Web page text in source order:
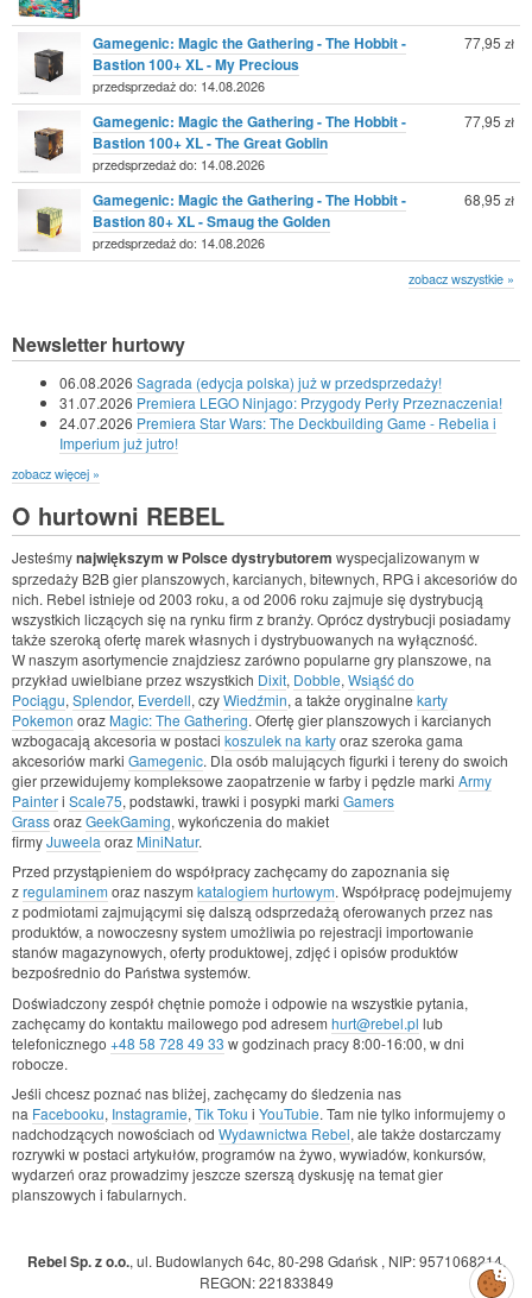
Gamegenic: Magic the Gathering - The Hobbit -
Bastion 100+ XL - My Precious
przedsprzedaż do: 14.08.2026
77,95 zł
Gamegenic: Magic the Gathering - The Hobbit -
Bastion 100+ XL - The Great Goblin
przedsprzedaż do: 14.08.2026
77,95 zł
Gamegenic: Magic the Gathering - The Hobbit -
Bastion 80+ XL - Smaug the Golden
przedsprzedaż do: 14.08.2026
68,95 zł
zobacz wszystkie »
Newsletter hurtowy
06.08.2026 Sagrada (edycja polska) już w przedsprzedaży!
31.07.2026 Premiera LEGO Ninjago: Przygody Perły Przeznaczenia!
24.07.2026 Premiera Star Wars: The Deckbuilding Game - Rebelia i
Imperium już jutro!
zobacz więcej »
O hurtowni REBEL
Jesteśmynajwiększym w Polsce dystrybutorem wyspecjalizowanym w
sprzedaży B2B gier planszowych, karcianych, bitewnych, RPG i akcesoriów do
nich. Rebel istnieje od 2003 roku, a od 2006 roku zajmuje się dystrybucją
wszystkich liczących się na rynku firm z branży. Oprócz dystrybucji posiadamy
także szeroką ofertę marek własnych i dystrybuowanych na wyłączność.
W naszym asortymencie znajdziesz zarówno popularne gry planszowe, na
przykład uwielbiane przez wszystkich Dixit, Dobble, Wsiąść do
Pociągu, Splendor, Everdell, czyWiedźmin, a także oryginalne karty
Pokemon oraz Magic: The Gathering. Ofertę gier planszowych i karcianych
wzbogacają akcesoria w postaci koszulek na kartyoraz szeroka gama
akcesoriów marki Gamegenic. Dla osób malujących figurki i tereny do swoich
gier przewidujemy kompleksowe zaopatrzenie w farby i pędzle marki Army
Painteri Scale75, podstawki, trawki i posypki marki Gamers
GrassorazGeekGaming, wykończenia do makiet
firmyJuweela oraz MiniNatur.
Przed przystąpieniem do współpracy zachęcamy do zapoznania się
zregulaminem oraz naszym katalogiem hurtowym. Współpracę podejmujemy
z podmiotami zajmującymi się dalszą odsprzedażą oferowanych przez nas
produktów, a nowoczesny system umożliwia po rejestracji importowanie
stanów magazynowych, oferty produktowej, zdjęć i opisów produktów
bezpośrednio do Państwa systemów.
Doświadczony zespół chętnie pomoże i odpowie na wszystkie pytania,
zachęcamy do kontaktu mailowego pod adresem hurt@rebel.pl lub
telefonicznego +48 58 728 49 33 w godzinach pracy 8:00-16:00, w dni
robocze.
Jeśli chcesz poznać nas bliżej, zachęcamy do śledzenia nas
na Facebooku, Instagramie, Tik Toku i YouTubie. Tam nie tylko informujemy o
nadchodzących nowościach od Wydawnictwa Rebel, ale także dostarczamy
rozrywki w postaci artykułów, programów na żywo, wywiadów, konkursów,
wydarzeń oraz prowadzimy jeszcze szerszą dyskusję na temat gier
planszowych i fabularnych.
Rebel Sp. z o.o., ul. Budowlanych 64c, 80-298 Gdańsk, NIP: 9571068214,
REGON: 221833849
Zarządzaj
preferencjami
cookies